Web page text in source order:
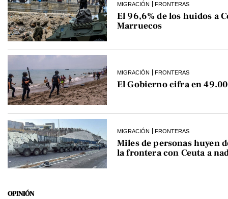
MIGRACIÓN FRONTERAS
El 96,6% de los huidos a
Marruecos
MIGRACIÓN FRONTERAS
El Gobierno cifra en
MIGRACIÓN FRONTERAS
Miles de personas huyen
la frontera con Ceuta a
OPINIÓN